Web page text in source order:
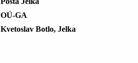
OÚ-GA
Kvetoslav Botlo, Jelka